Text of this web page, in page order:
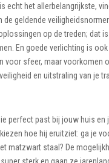
echt het allerbelangrijkste,
geldende
op de treden; dat
En goede verlichting is ook
sfeer, maar voorkomen
en uitstraling van je
perfect past bij jouw huis
hoe hij eruitziet: ga je
matzwart staal? De
sterk en gaan ze